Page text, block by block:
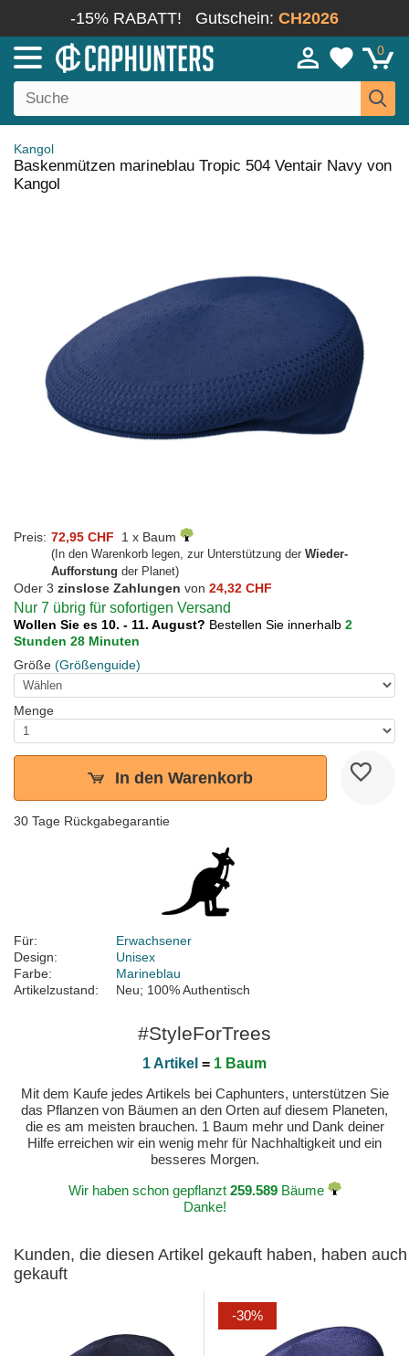
-15% RABATT! Gutschein: CH2026
0
Kangol
Baskenmützen marineblau Tropic 504 Ventair Navy von
Kangol
Preis: 72,95 CHF 1 x Baum
(In den Warenkorb legen, zur Unterstützung der Wieder-
Aufforstung der Planet)
Oder 3 zinslose Zahlungen von 24,32 CHF
Nur 7 übrig für sofortigen Versand
Wollen Sie es 10. - 11. August? Bestellen Sie innerhalb 2
Stunden 28 Minuten
Größe (Größenguide)
Menge
In den Warenkorb
30 Tage Rückgabegarantie
Für:
Erwachsener
Design:
Unisex
Farbe:
Marineblau
Artikelzustand:
Neu; 100% Authentisch
#StyleForTrees
1 Artikel = 1 Baum
Mit dem Kaufe jedes Artikels bei Caphunters, unterstützen Sie
das Pflanzen von Bäumen an den Orten auf diesem Planeten,
die es am meisten brauchen. 1 Baum mehr und Dank deiner
Hilfe erreichen wir ein wenig mehr für Nachhaltigkeit und ein
besseres Morgen.
Wir haben schon gepflanzt 259.589Bäume
Danke!
Kunden, die diesen Artikel gekauft haben, haben auch
gekauft
-30%